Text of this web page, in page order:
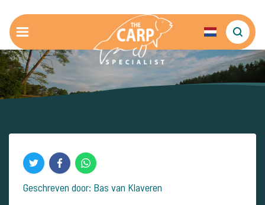
Geschreven door: Bas van Klaveren